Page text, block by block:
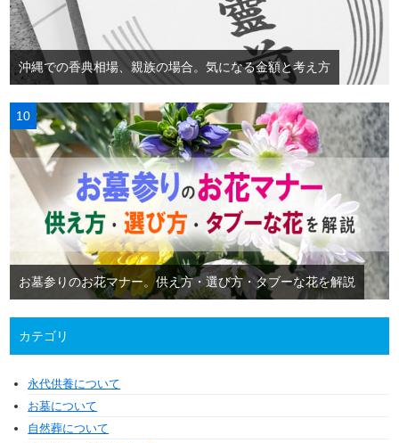
沖縄での香典相場、親族の場合。気になる金額と考え方
お墓参りのお花マナー。供え方・選び方・タブーな花を解説
カテゴリ
永代供養について
お墓について
自然葬について